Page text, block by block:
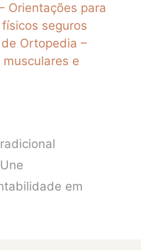
Orientações para
seguros
Ortopedia –
e
em